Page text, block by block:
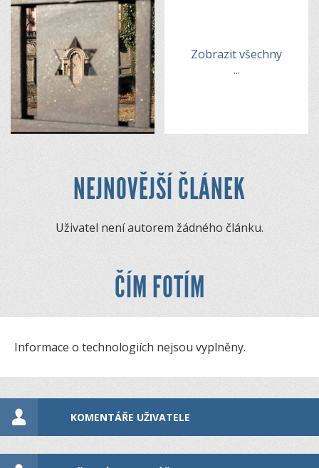
Zobrazit všechny
...
NEJNOVĚJŠÍ ČLÁNEK
Uživatel není autorem žádného článku.
ČÍM FOTÍM
Informace o technologiích nejsou vyplněny.
KOMENTÁŘE UŽIVATELE